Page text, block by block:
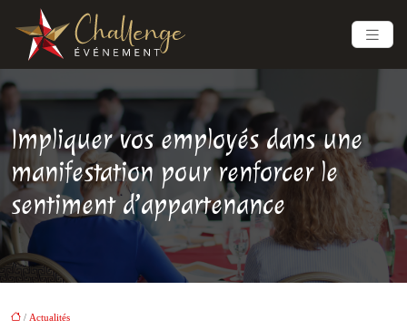
Impliquer vos employés dans une
manifestation pour renforcer le
sentiment d’appartenance
/ Actualités